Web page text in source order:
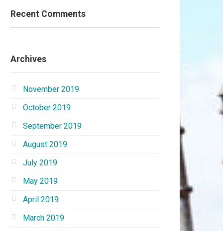
Recent Comments
Archives
November 2019
October 2019
September 2019
August 2019
July 2019
May 2019
April 2019
March 2019